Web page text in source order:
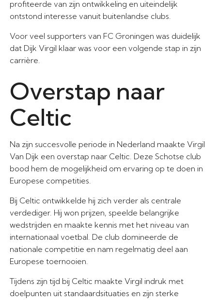
profiteerde van zijn ontwikkeling en uiteindelijk
ontstond interesse vanuit buitenlandse clubs.
Voor veel supporters van FC Groningen was duidelijk
dat Dijk Virgil klaar was voor een volgende stap in zijn
carrière.
Overstap naar
Celtic
Na zijn succesvolle periode in Nederland maakte Virgil
Van Dijk een overstap naar Celtic. Deze Schotse club
bood hem de mogelijkheid om ervaring op te doen in
Europese competities.
Bij Celtic ontwikkelde hij zich verder als centrale
verdediger. Hij won prijzen, speelde belangrijke
wedstrijden en maakte kennis met het niveau van
internationaal voetbal. De club domineerde de
nationale competitie en nam regelmatig deel aan
Europese toernooien.
Tijdens zijn tijd bij Celtic maakte Virgil indruk met
doelpunten uit standaardsituaties en zijn sterke